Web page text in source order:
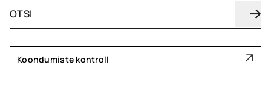
Koondumiste kontroll